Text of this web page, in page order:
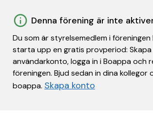
Denna förening är inte
Du som är styrelsemedlem i föreningen
starta upp en gratis provperiod:
användarkonto, logga in i Boappa och
föreningen. Bjud sedan in dina kollegor
boappa. Skapa konto